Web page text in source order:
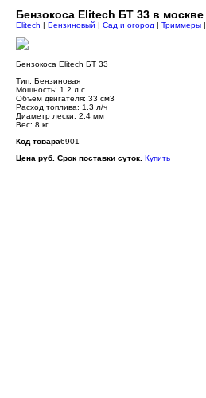
Бензокоса Elitech БТ 33 в москве
Elitech | Бензиновый | Сад и огород | Триммеры |
Бензокоса Elitech БТ 33
Тип: Бензиновая
Мощность: 1.2 л.с.
Объем двигателя: 33 см3
Расход топлива: 1.3 л/ч
Диаметр лески: 2.4 мм
Вес: 8 кг
Код товара6901
Цена руб. Срок поставки суток. Купить